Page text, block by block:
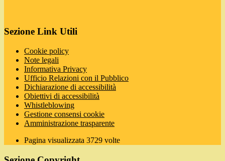
Sezione Link Utili
Cookie policy
Note legali
Informativa Privacy
Ufficio Relazioni con il Pubblico
Dichiarazione di accessibilità
Obiettivi di accessibilità
Whistleblowing
Gestione consensi cookie
Amministrazione trasparente
Pagina visualizzata 3729 volte